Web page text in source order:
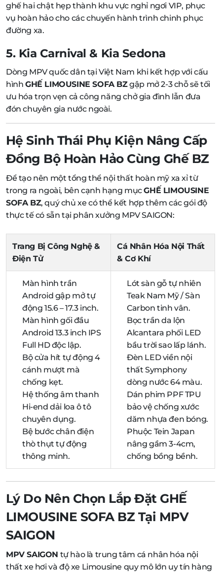
ghế hai chật hẹp thành khu vực nghỉ ngơi VIP, phục
vụ hoàn hảo cho các chuyến hành trình chinh phục
đường xa.
5. Kia Carnival & Kia Sedona
Dòng MPV quốc dân tại Việt Nam khi kết hợp với cấu
hình GHẾ LIMOUSINE SOFA BZgập mở 2-3 chỗ sẽ tối
ưu hóa trọn vẹn cả công năng chở gia đình lẫn đưa
đón chuyên gia nước ngoài.
Hệ Sinh Thái Phụ Kiện Nâng Cấp
Đồng Bộ Hoàn Hảo Cùng Ghế BZ
Để tạo nên một tổng thể nội thất hoàn mỹ xa xỉ từ
trong ra ngoài, bên cạnh hạng mụcGHẾ LIMOUSINE
SOFA BZ, quý chủ xe có thể kết hợp thêm các gói độ
thực tế có sẵn tại phân xưởng MPV SAIGON:
Trang Bị Công Nghệ &
Điện Tử
Cá Nhân Hóa Nội Thất
& Cơ Khí
Màn hình trần
Android gập mở tự
động 15.6 – 17.3 inch.
Màn hình gối đầu
Android 13.3 inch IPS
Full HD độc lập.
Bộ cửa hít tự động 4
cánh mượt mà
chống kẹt.
Hệ thống âm thanh
Hi-end dải loa ô tô
chuyên dụng.
Bệ bước chân điện
thò thụt tự động
thông minh.
Lót sàn gỗ tự nhiên
Teak Nam Mỹ / Sàn
Carbon tinh vân.
Bọc trần da lộn
Alcantara phối LED
bầu trời sao lấp lánh.
Đèn LED viền nội
thất Symphony
dòng nước 64 màu.
Dán phim PPF TPU
bảo vệ chống xước
dăm nhựa đen bóng.
Phuộc Tein Japan
nâng gầm 3-4cm,
chống bồng bềnh.
Lý Do Nên Chọn Lắp Đặt GHẾ
LIMOUSINE SOFA BZ Tại MPV
SAIGON
MPV SAIGON tự hào là trung tâm cá nhân hóa nội
thất xe hơi và độ xe Limousine quy mô lớn uy tín hàng